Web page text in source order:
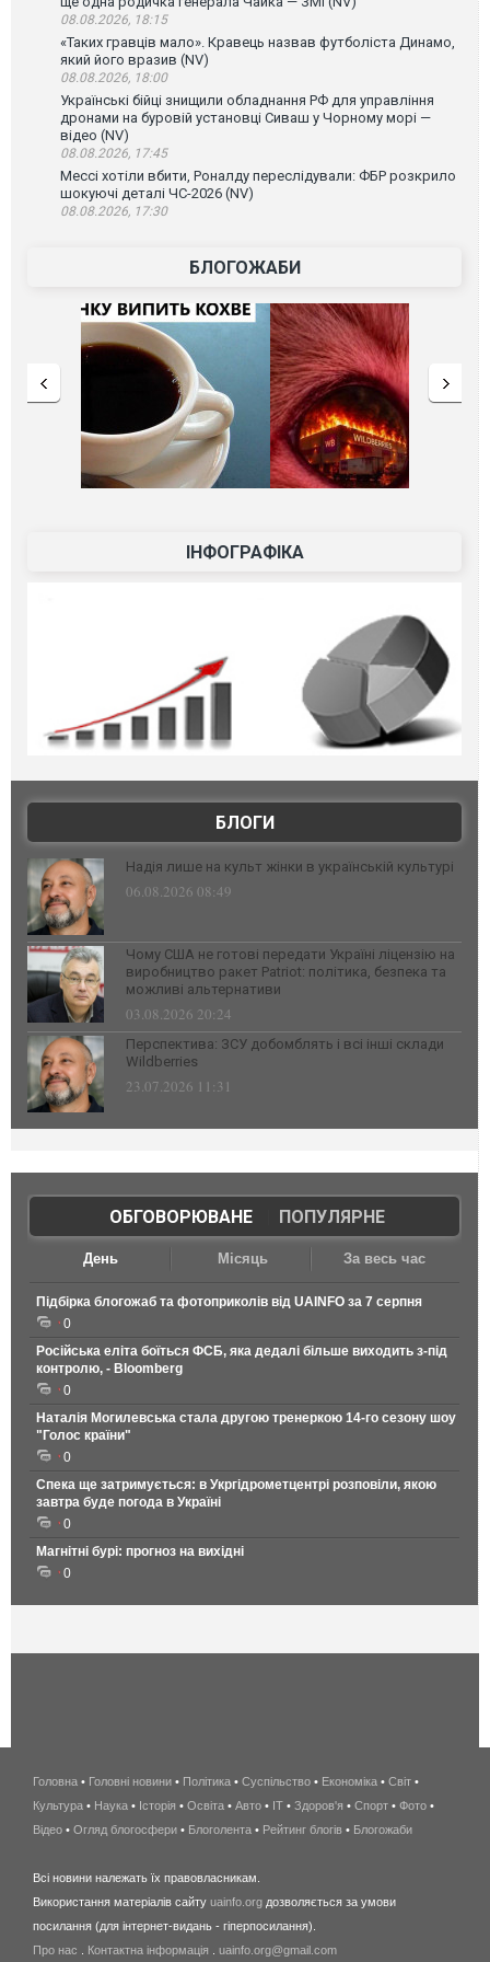
08.08.2026, 18:15
«Таких гравців мало». Кравець назвав футболіста Динамо,
який його вразив (NV)
08.08.2026, 18:00
Українські бійці знищили обладнання РФ для управління
дронами на буровій установці Сиваш у Чорному морі —
відео (NV)
08.08.2026, 17:45
Мессі хотіли вбити, Роналду переслідували: ФБР розкрило
шокуючі деталі ЧС-2026 (NV)
08.08.2026, 17:30
БЛОГОЖАБИ
ІНФОГРАФІКА
БЛОГИ
Надія лише на культ жінки в українській культурі
06.08.2026 08:49
Чому США не готові передати Україні ліцензію на
виробництво ракет Patriot: політика, безпека та
можливі альтернативи
03.08.2026 20:24
Перспектива: ЗСУ добомблять і всі інші склади
Wildberries
23.07.2026 11:31
ОБГОВОРЮВАНЕ| ПОПУЛЯРНЕ
День Місяць За весь час
Підбірка блогожаб та фотоприколів від UAINFO за 7 серпня
0
Російська еліта боїться ФСБ, яка дедалі більше виходить з-під
контролю, - Bloomberg
0
Наталія Могилевська стала другою тренеркою 14-го сезону шоу
"Голос країни"
0
Спека ще затримується: в Укргідрометцентрі розповіли, якою
завтра буде погода в Україні
0
Магнітні бурі: прогноз на вихідні
0
беспроводной
интернет
киев
wimax
в
Головна • Головні новини • Політика • Суспільство • Економіка • Світ •
Культура • Наука • Історія • Освіта • Авто • IT • Здоров'я • Спорт • Фото •
Відео • Огляд блогосфери • Блоголента • Рейтинг блогів • Блогожаби
Всі новини належать їх правовласникам.
Використання матеріалів сайту uainfo.org дозволяється за умови
посилання (для інтернет-видань - гіперпосилання).
Про нас
Контактна інформація uainfo.org@gmail.com